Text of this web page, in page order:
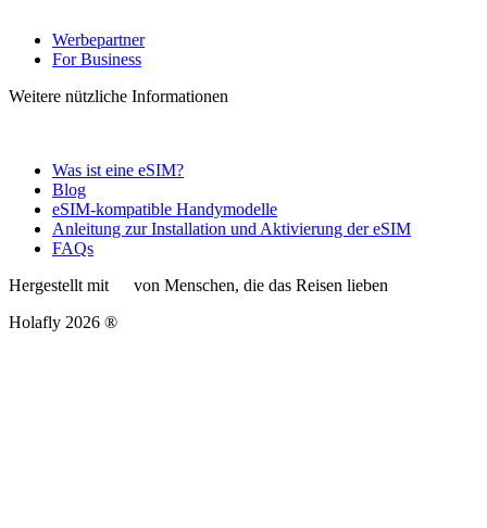
Werbepartner
For Business
Weitere nützliche Informationen
Was ist eine eSIM?
Blog
eSIM-kompatible Handymodelle
Anleitung zur Installation und Aktivierung der eSIM
FAQs
Hergestellt mit
von Menschen, die das Reisen lieben
Holafly 2026 ®